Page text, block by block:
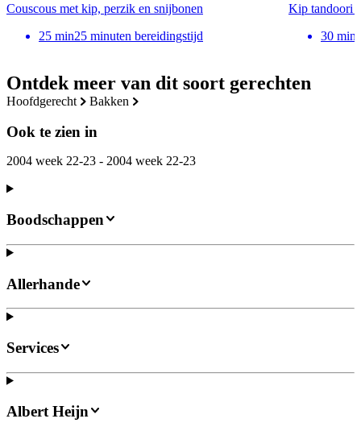
Ontdek meer van dit soort gerechten
hoofdgerecht bakken
Ook te zien in
2004 week 22-23 - 2004 week 22-23
Couscous met kip, perzik en snijbonen
25 min25 minuten bereidingstijd
Kip tandoori
30 min
Boodschappen
Allerhande
Services
Albert Heijn